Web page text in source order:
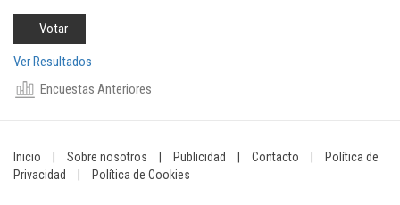
Ver Resultados
Encuestas Anteriores
Inicio Sobre nosotros Publicidad Contacto
Política de
Privacidad
Política de Cookies